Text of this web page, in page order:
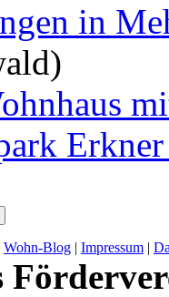
in
Wohn-Blog | Impressum |